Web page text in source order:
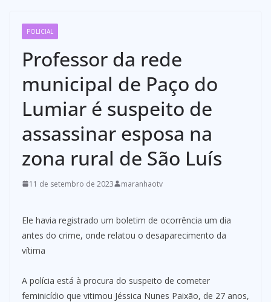
POLICIAL
Professor da rede
municipal de Paço do
Lumiar é suspeito de
assassinar esposa na
zona rural de São Luís
11 de setembro de 2023 maranhaotv
Ele havia registrado um boletim de ocorrência um dia
antes do crime, onde relatou o desaparecimento da
vítima
A polícia está à procura do suspeito de cometer
feminicídio que vitimou Jéssica Nunes Paixão, de 27 anos,